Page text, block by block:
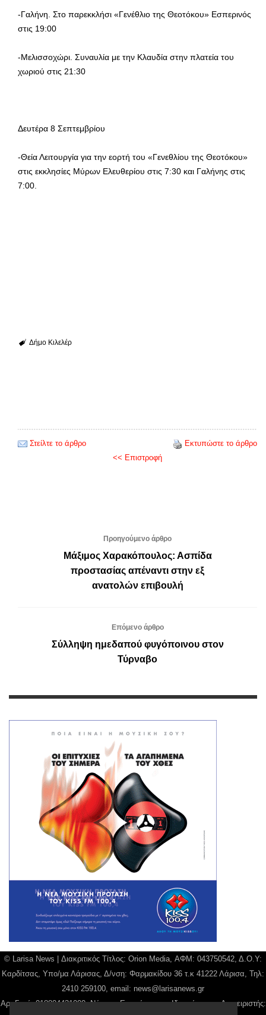
-Γαλήνη. Στο παρεκκλήσι «Γενέθλιο της Θεοτόκου» Εσπερινός
στις 19:00
-Μελισσοχώρι. Συναυλία με την Κλαυδία στην πλατεία του
χωριού στις 21:30
Δευτέρα 8 Σεπτεμβρίου
-Θεία Λειτουργία για την εορτή του «Γενεθλίου της Θεοτόκου»
στις εκκλησίες Μύρων Ελευθερίου στις 7:30 και Γαλήνης στις
7:00.
Δήμο Κιλελέρ
Στείλτε το άρθρο
Εκτυπώστε το άρθρο
<< Επιστροφή
Προηγούμενο άρθρο
Μάξιμος Χαρακόπουλος: Ασπίδα
προστασίας απέναντι στην εξ
ανατολών επιβουλή
Επόμενο άρθρο
Σύλληψη ημεδαπού φυγόποινου στον
Τύρναβο
© Larisa News | Διακριτικός Τίτλος: Orion Media, ΑΦΜ: 043750542, Δ.Ο.Υ:
Καρδίτσας, Υπο/μα Λάρισας, Δ/νση: Φαρμακίδου 36 τ.κ 41222 Λάρισα, Τηλ:
2410 259100, email: news@larisanews.gr
Αρ. Γεμή: 018804431000, Νόμιμος Εκπρόσωπος, Ιδιοκτήτης και Διαχειριστής: